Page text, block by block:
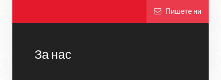
Пишете ни
За нас